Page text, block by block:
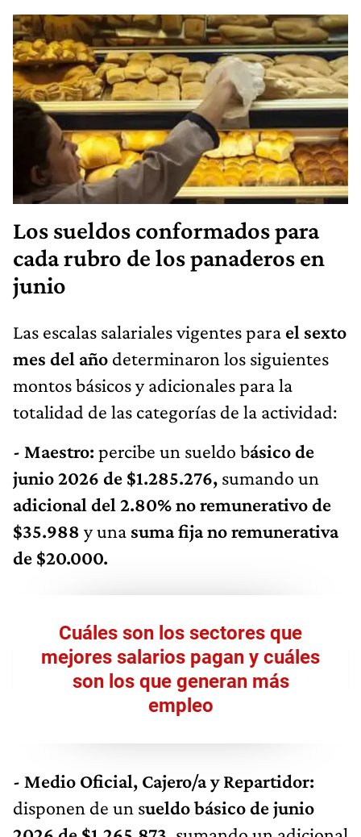
Los sueldos conformados para
cada rubro de los panaderos en
junio
Las escalas salariales vigentes para el sexto
mes del año determinaron los siguientes
montos básicos y adicionales para la
totalidad de las categorías de la actividad:
- Maestro: percibe un sueldo básico de
junio 2026 de $1.285.276, sumando un
adicional del 2.80% no remunerativo de
$35.988 y una suma fija no remunerativa
de $20.000.
Cuáles son los sectores que
mejores salarios pagan y cuáles
son los que generan más
empleo
- Medio Oficial, Cajero/a y Repartidor:
disponen de un sueldo básico de junio